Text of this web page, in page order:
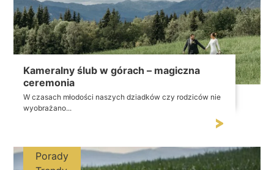
Kameralny ślub w górach – magiczna
ceremonia
W czasach młodości naszych dziadków czy rodziców nie
wyobrażano...
Porady